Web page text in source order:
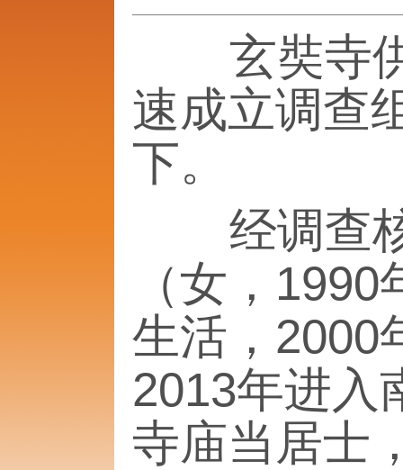
玄奘寺供
速成立调查
下。
经调查核
（女，
生活，2000
2013年进入
寺庙当居士